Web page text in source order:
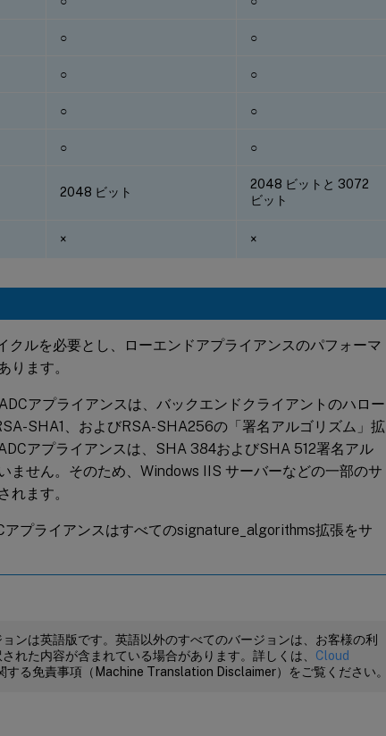
○ ○
○ ○
○ ○
○ ○
2048 ビット
2048 ビットと 3072
ビット
× ×
クルを必要とし、ローエンドアプライアンスのパフォーマ
ります。
アプライアンスは、バックエンドクライアントのハロー
SHA1、およびRSA-SHA256の「署名アルゴリズム」拡
アプライアンスは、SHA 384およびSHA 512署名アル
ません。そのため、Windows IIS サーバーなどの一部のサ
れます。
アプライアンスはすべてのsignature_algorithms拡張をサ
ンは英語版です。英語以外のすべてのバージョンは、お客様の利
れた内容が含まれている場合があります。詳しくは、 Cloud
する免責事項（Machine Translation Disclaimer）をご覧ください。